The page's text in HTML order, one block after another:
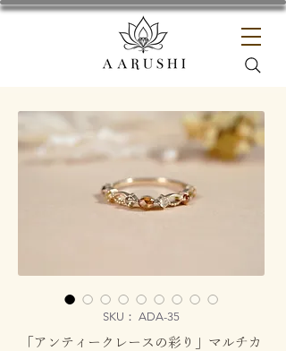
SKU： ADA-35
「アンティークレースの彩り」マルチカ